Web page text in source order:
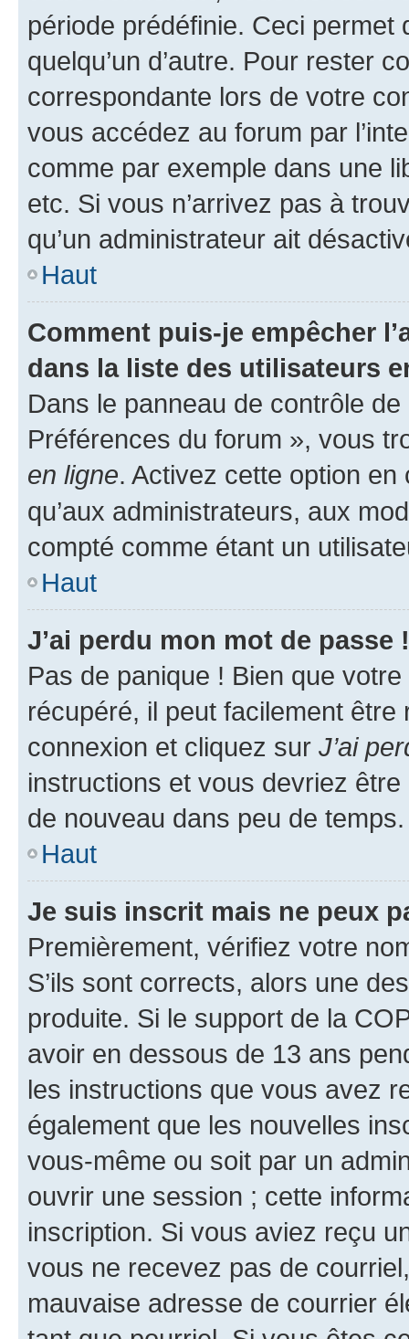
période prédéfinie. Ceci permet
quelqu’un d’autre. Pour rester
correspondante lors de votre
vous accédez au forum par
comme par exemple dans une
etc. Si vous n’arrivez pas à
qu’un administrateur ait
Haut
Comment puis-je empêcher
dans la liste des utilisateurs
Dans le panneau de contrôle
Préférences du forum », vous
en ligne. Activez cette option
qu’aux administrateurs, aux
compté comme étant un
Haut
J’ai perdu mon mot de passe !
Pas de panique ! Bien que
récupéré, il peut facilement
connexion et cliquez sur J’ai
instructions et vous devriez
de nouveau dans peu de temps.
Haut
Je suis inscrit mais ne peux
Premièrement, vérifiez votre
S’ils sont corrects, alors une
produite. Si le support de la
avoir en dessous de 13 ans
les instructions que vous avez
également que les nouvelles
vous-même ou soit par un
ouvrir une session ; cette
inscription. Si vous aviez reçu
vous ne recevez pas de
mauvaise adresse de courrier